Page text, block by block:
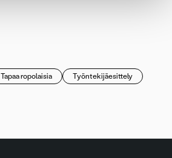
Tapaa ropolaisia
Työntekijäesittely